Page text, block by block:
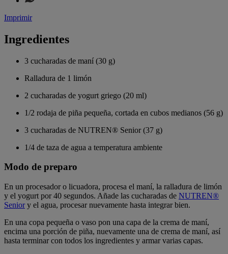
Imprimir
Ingredientes
3 cucharadas de maní (30 g)
Ralladura de 1 limón
2 cucharadas de yogurt griego (20 ml)
1/2 rodaja de piña pequeña, cortada en cubos medianos (56 g)
3 cucharadas de NUTREN® Senior (37 g)
1/4 de taza de agua a temperatura ambiente
Modo de preparo
En un procesador o licuadora, procesa el maní, la ralladura de limón
y el yogurt por 40 segundos. Añade las cucharadas de NUTREN®
Seniory el agua, procesar nuevamente hasta integrar bien.
En una copa pequeña o vaso pon una capa de la crema de maní,
encima una porción de piña, nuevamente una de crema de maní, así
hasta terminar con todos los ingredientes y armar varias capas.